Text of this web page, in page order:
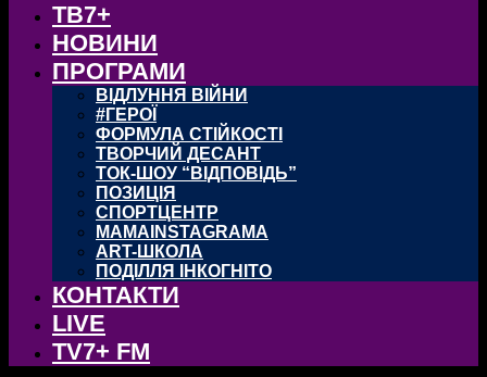
ТВ7+
НОВИНИ
ПРОГРАМИ
ВІДЛУННЯ ВІЙНИ
#ГЕРОЇ
ФОРМУЛА СТІЙКОСТІ
ТВОРЧИЙ ДЕСАНТ
ТОК-ШОУ “ВІДПОВІДЬ”
ПОЗИЦІЯ
СПОРТЦЕНТР
MAMAINSTAGRAMA
ART-ШКОЛА
ПОДІЛЛЯ ІНКОГНІТО
КОНТАКТИ
LIVE
TV7+ FM